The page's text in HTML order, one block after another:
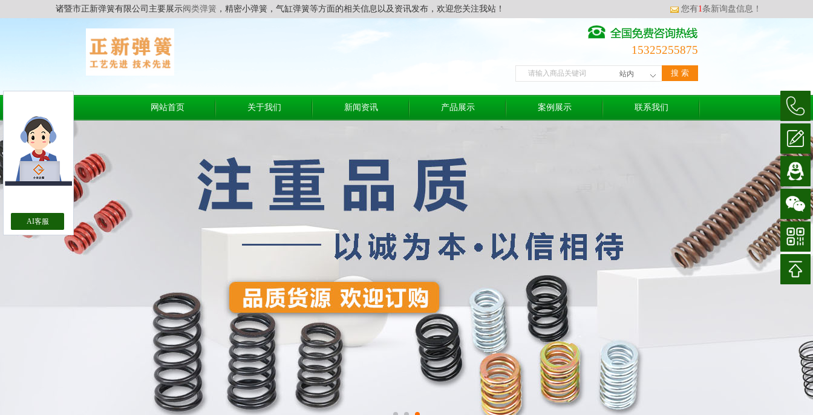
诸暨市正新弹簧有限公司主要展示阀类弹簧 ，精密小弹簧，气缸弹簧等方面的相关信息以及资讯发布，欢迎您关注我站！ 您有1条新询盘信息！
15325255875
网站首页 关于我们 新闻资讯 产品展示 案例展示 联系我们
AI客服